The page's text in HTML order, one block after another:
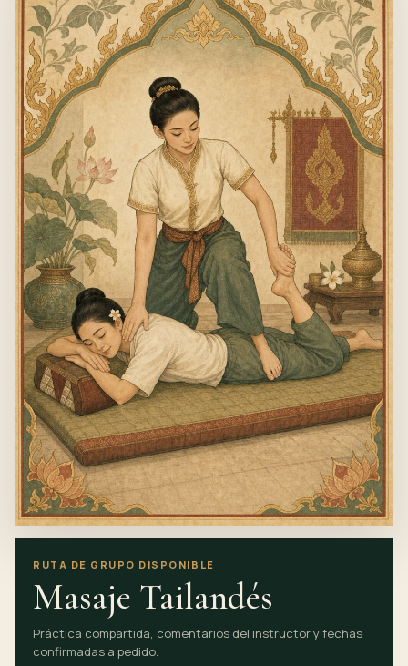
RUTA DE GRUPO DISPONIBLE
Masaje Tailandés
Práctica compartida, comentarios del instructor y fechas
confirmadas a pedido.